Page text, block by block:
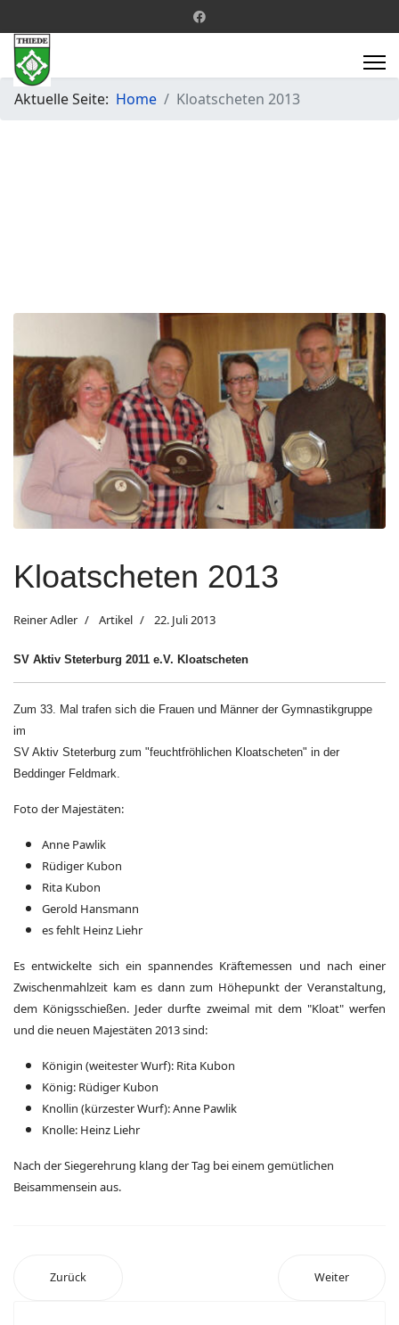
Aktuelle Seite: Home Kloatscheten 2013
Kloatscheten 2013
Reiner Adler Artikel 22. Juli 2013
SV Aktiv Steterburg 2011 e.V. Kloatscheten
Zum 33. Mal trafen sich die Frauen und Männer der Gymnastikgruppe
im
SV Aktiv Steterburg zum "feuchtfröhlichen Kloatscheten" in der
Beddinger Feldmark.
Foto der Majestäten:
Anne Pawlik
Rüdiger Kubon
Rita Kubon
Gerold Hansmann
es fehlt Heinz Liehr
Es entwickelte sich ein spannendes Kräftemessen und nach einer
Zwischenmahlzeit kam es dann zum Höhepunkt der Veranstaltung,
dem Königsschießen. Jeder durfte zweimal mit dem "Kloat" werfen
und die neuen Majestäten 2013 sind:
Königin (weitester Wurf): Rita Kubon
König: Rüdiger Kubon
Knollin (kürzester Wurf): Anne Pawlik
Knolle: Heinz Liehr
Nach der Siegerehrung klang der Tag bei einem gemütlichen
Beisammensein aus.
Zurück Weiter